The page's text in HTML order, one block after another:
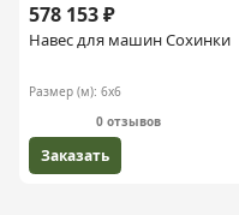
578 153 ₽
Навес для машин Сохинки
Размер (м): 6х6
0 отзывов
Заказать